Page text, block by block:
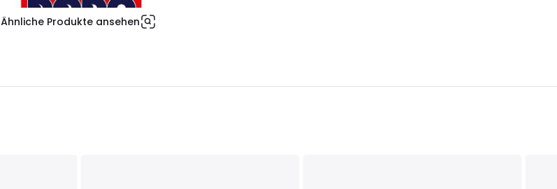
Ähnliche Produkte ansehen